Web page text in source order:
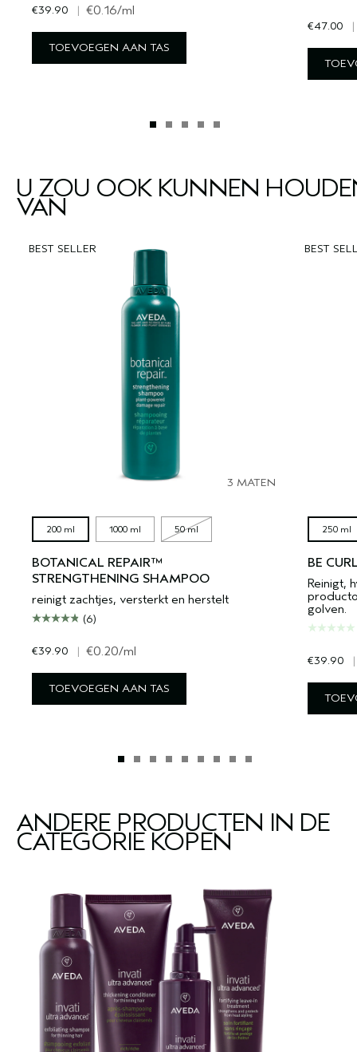
€39.90 | €0.16/ml
TOEVOEGEN AAN TAS
€47.00 |
U ZOU OOK KUNNEN
VAN
BEST SELLER
3 MATEN
200 ml 1000 ml 50 ml
BOTANICAL REPAIR™
STRENGTHENING SHAMPOO
reinigt zachtjes, versterkt en herstelt
(6)
€39.90 | €0.20/ml
TOEVOEGEN AAN TAS
BEST
250 ml
BE
Reinigt,
golven.
€39.90 |
ANDERE PRODUCTEN IN DE
CATEGORIE KOPEN